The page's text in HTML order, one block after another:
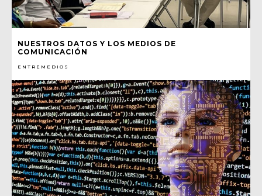
NUESTROS DATOS Y LOS MEDIOS DE
COMUNICACIÓN
ENTREMEDIOS